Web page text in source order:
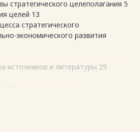
стратегического целеполагания 5
целей 13
стратегического
экономического развития
источников и литературы 29